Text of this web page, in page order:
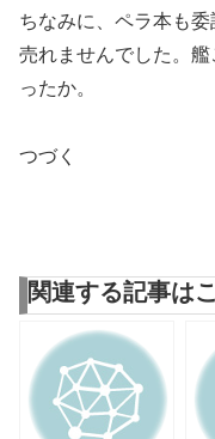
ちなみに、ペラ本も
売れませんでした。
ったか。
つづく
関連する記事は